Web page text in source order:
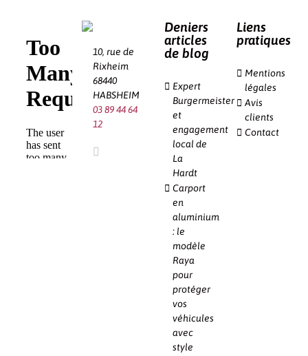
10, rue de
Rixheim
68440
HABSHEIM
03 89 44 64
12
Deniers
articles
de blog
Expert
Burgermeister
et
engagement
local de
La
Hardt
Carport
en
aluminium
: le
modèle
Raya
pour
protéger
vos
véhicules
avec
style
Liens
pratiques
Mentions
légales
Avis
clients
Contact